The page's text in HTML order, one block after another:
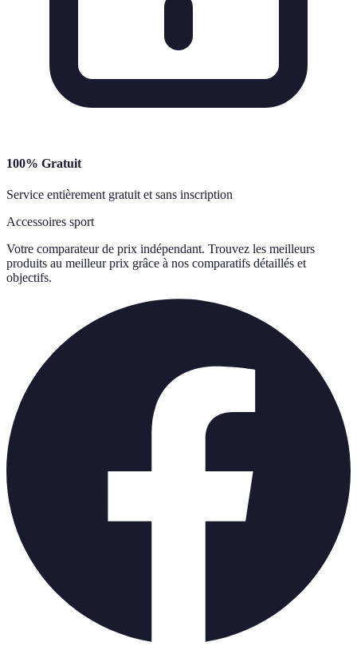
100% Gratuit
Service entièrement gratuit et sans inscription
Accessoires sport
Votre comparateur de prix indépendant. Trouvez les meilleurs
produits au meilleur prix grâce à nos comparatifs détaillés et
objectifs.